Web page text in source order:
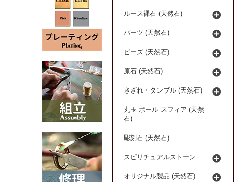
ルース裸石 (天然石)
パーツ (天然石)
ビーズ (天然石)
原石 (天然石)
さざれ・タンブル (天然石)
丸玉 ボール スフィア (天然
石)
彫刻石 (天然石)
スピリチュアルストーン
オリジナル製品 (天然石)